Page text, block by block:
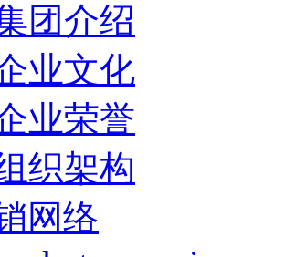
团介绍
业文化
业荣誉
织架构
网络